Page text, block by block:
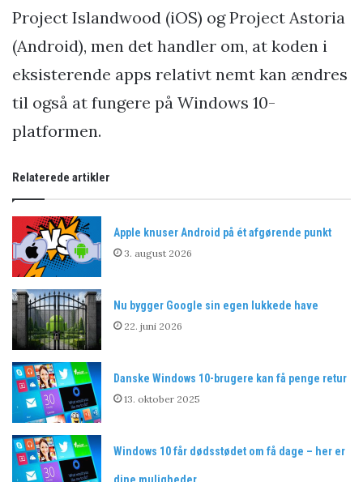
Project Islandwood (iOS) og Project Astoria
(Android), men det handler om, at koden i
eksisterende apps relativt nemt kan ændres
til også at fungere på Windows 10-
platformen.
Relaterede artikler
Apple knuser Android på ét afgørende punkt
3. august 2026
Nu bygger Google sin egen lukkede have
22. juni 2026
Danske Windows 10-brugere kan få penge retur
13. oktober 2025
Windows 10 får dødsstødet om få dage – her er
dine muligheder